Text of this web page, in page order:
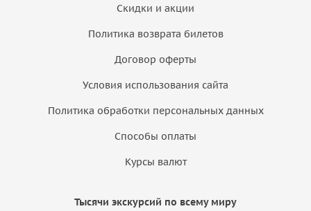
Скидки и акции
Политика возврата билетов
Договор оферты
Условия использования сайта
Политика обработки персональных данных
Способы оплаты
Курсы валют
Тысячи экскурсий по всему миру